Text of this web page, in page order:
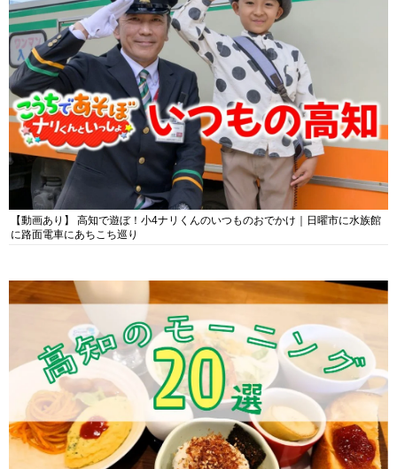
【動画あり】 高知で遊ぼ！小4ナリくんのいつものおでかけ｜日曜市に水族館
に路面電車にあちこち巡り